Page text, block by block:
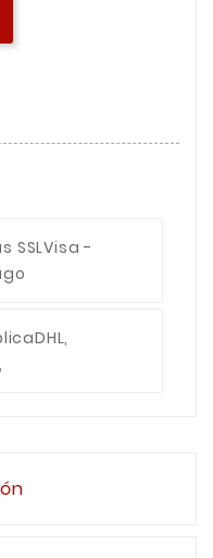
SSLVisa -
DHL,